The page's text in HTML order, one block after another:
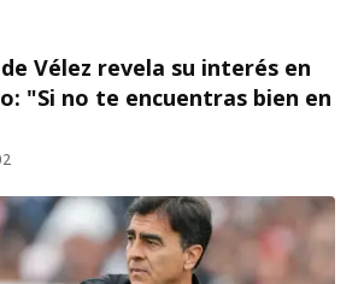
Vélez revela su interés en
"Si no te encuentras bien en